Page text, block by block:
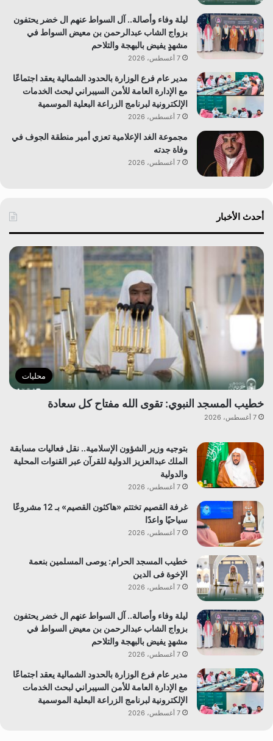
ليلة وفاء وأصالة.. آل السواط عنهم ال خضر يحتفون
بزواج الشاب عبدالرحمن بن معيض السواط في
مشهدٍ يفيض بالبهجة والتلاحم
7 أغسطس، 2026
مدير عام فرع الوزارة بالحدود الشمالية يعقد اجتماعًا
مع الإدارة العامة للأمن السيبراني لبحث الخدمات
الإلكترونية لبرنامج الزراعة البعلية الموسمية
7 أغسطس، 2026
مجموعة الغد الإعلامية تعزي أمير منطقة الجوف في
وفاة جدته
7 أغسطس، 2026
أحدث الأخبار
محليات
خطيب المسجد النبوي: تقوى الله مفتاح كل سعادة
7 أغسطس، 2026
بتوجيه وزير الشؤون الإسلامية.. نقل فعاليات مسابقة
الملك عبدالعزيز الدولية للقرآن عبر القنوات المحلية
والدولية
7 أغسطس، 2026
غرفة القصيم تختتم «هاكثون القصيم» بـ 12 مشروعًا
سياحيًا واعدًا
7 أغسطس، 2026
خطيب المسجد الحرام: يوصى المسلمين بنعمة
الإخوة فى الدين
7 أغسطس، 2026
ليلة وفاء وأصالة.. آل السواط عنهم ال خضر يحتفون
بزواج الشاب عبدالرحمن بن معيض السواط في
مشهدٍ يفيض بالبهجة والتلاحم
7 أغسطس، 2026
مدير عام فرع الوزارة بالحدود الشمالية يعقد اجتماعًا
مع الإدارة العامة للأمن السيبراني لبحث الخدمات
الإلكترونية لبرنامج الزراعة البعلية الموسمية
7 أغسطس، 2026